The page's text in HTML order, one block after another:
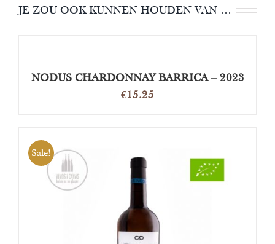
JE ZOU OOK KUNNEN HOUDEN VAN …
DETAILS
NODUS CHARDONNAY BARRICA – 2023
€15.25
Sale!